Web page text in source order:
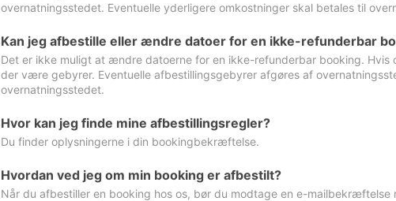
overnatningsstedet. Eventuelle yderligere omkostninger skal betales til
Kan jeg afbestille eller ændre datoer for en ikke-refunderbar
Det er ikke muligt at ændre datoerne for en ikke-refunderbar booking.
der være gebyrer. Eventuelle afbestillingsgebyrer afgøres af
overnatningsstedet.
Hvor kan jeg finde mine afbestillingsregler?
Du finder oplysningerne i din bookingbekræftelse.
Hvordan ved jeg om min booking er afbestilt?
Når du afbestiller en booking hos os, bør du modtage en e-